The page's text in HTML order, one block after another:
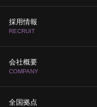
採用情報
RECRUIT
会社概要
COMPANY
全国拠点